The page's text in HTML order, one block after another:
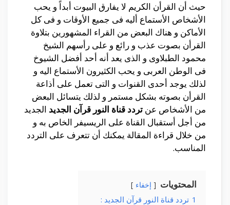
حيث أن القرأن الكريم لا يفارق البيوت أبداً و يحب
الأشخاص الأستماع أليه فى جميع الأوقات و فى كل
الأماكن و هناك البعض من القراء المشهورين بتلاوة
القرأن بصوت عذب و رائع و على رأسهم الشيخ
محمود الطبلاوى و الذى يعد أنه أحد أفضل الشيوخ
فى الوطن العربى و يحب الكثيرون الأستماع اليه و
لذلك يوجد أحدى القنوات و التى تعمل على أذاعة
القرأن بصوته بشكل مستمر و لذلك يتسائل البعض
من الأشخاص عن تردد قناة النور قرآن الجديد الجديد
من أجل أستقبال القناة على الريسيفر الخاص به و
من خلال قراءة المقالة يمكنك أن تتعرف على التردد
المناسب.
المحتويات إخفاء
1 تردد قناة النور قرآن الجديد :